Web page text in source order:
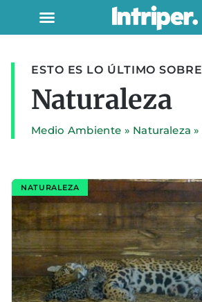
ESTO ES LO ÚLTIMO SOBRE
Naturaleza
Medio Ambiente » Naturaleza »
NATURALEZA